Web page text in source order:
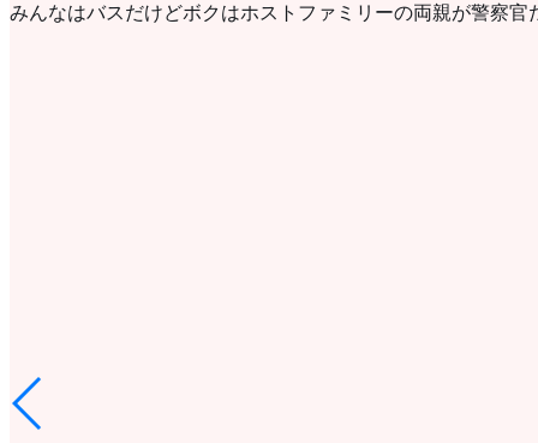
みんなはバスだけどボクはホストファミリーの両親が警察官